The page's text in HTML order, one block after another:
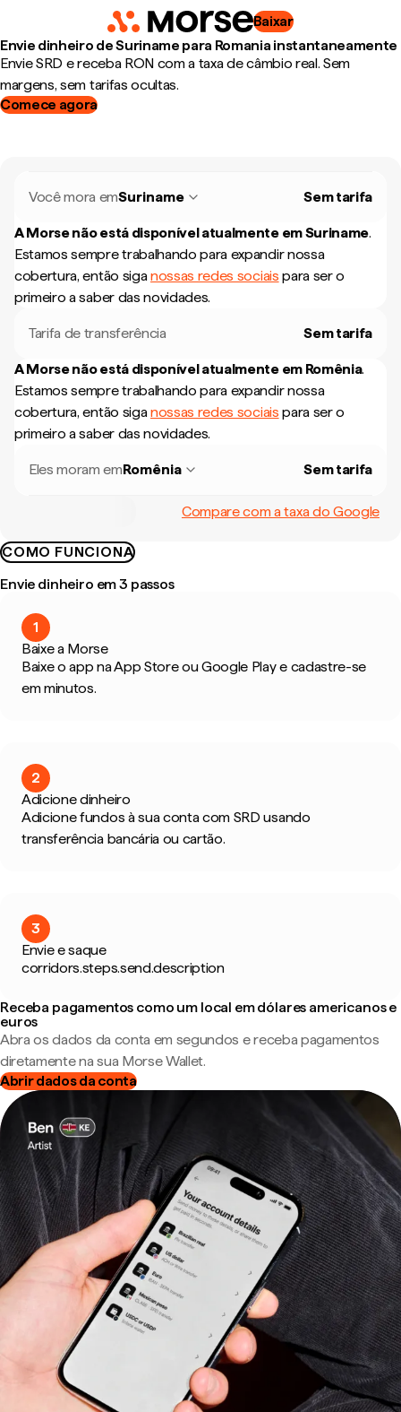
Baixar
Envie dinheiro de Suriname para Romania instantaneamente
Envie SRD e receba RON com a taxa de câmbio real. Sem
margens, sem tarifas ocultas.
Comece agora
Você mora emSuriname Sem tarifa
A Morse não está disponível atualmente emSuriname.
Estamos sempre trabalhando para expandir nossa
cobertura, então siganossas redes sociais para ser o
primeiro a saber das novidades.
Tarifa de transferência Sem tarifa
A Morse não está disponível atualmente em Romênia.
Estamos sempre trabalhando para expandir nossa
cobertura, então siganossas redes sociais para ser o
primeiro a saber das novidades.
Eles moram emRomênia Sem tarifa
Compare com a taxa do Google
COMO FUNCIONA
Envie dinheiro em 3 passos
1
Baixe a Morse
Baixe o app na App Store ou Google Play e cadastre-se
em minutos.
2
Adicione dinheiro
Adicione fundos à sua conta com SRD usando
transferência bancária ou cartão.
3
Envie e saque
corridors.steps.send.description
Receba pagamentos como um local em dólares americanos e
euros
Abra os dados da conta em segundos e receba pagamentos
diretamente na sua Morse Wallet.
Abrir dados da conta